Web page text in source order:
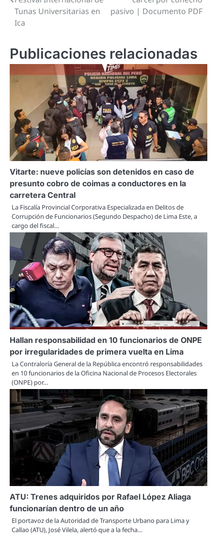
entradas
Tunas Universitarias en
Ica
pasivo | Documento PDF
Publicaciones relacionadas
Vitarte: nueve policías son detenidos en caso de
presunto cobro de coimas a conductores en la
carretera Central
La Fiscalía Provincial Corporativa Especializada en Delitos de
Corrupción de Funcionarios (Segundo Despacho) de Lima Este, a
cargo del fiscal…
Hallan responsabilidad en 10 funcionarios de ONPE
por irregularidades de primera vuelta en Lima
La Contraloría General de la República encontró responsabilidades
en 10 funcionarios de la Oficina Nacional de Procesos Electorales
(ONPE) por…
ATU: Trenes adquiridos por Rafael López Aliaga
funcionarían dentro de un año
El portavoz de la Autoridad de Transporte Urbano para Lima y
Callao (ATU), José Vilela, alertó que a la fecha…